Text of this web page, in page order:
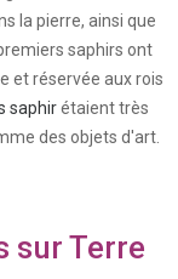
la pierre, ainsi que
saphirs ont
et réservée aux rois
saphirétaient très
des objets d'art.
sur Terre